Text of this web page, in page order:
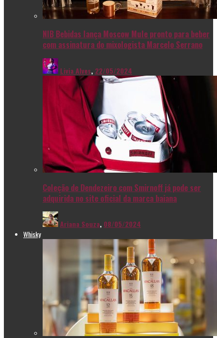
NIB Bebidas lança Moscow Mule pronto para beber
com assinatura do mixologista Marcelo Serrano
Livia Alves, 22/05/2024
Coleção de Dendezeiro com Smirnoff já pode ser
adquirida no site oficial da marca baiana
Ariana Souza, 08/05/2024
Whisky